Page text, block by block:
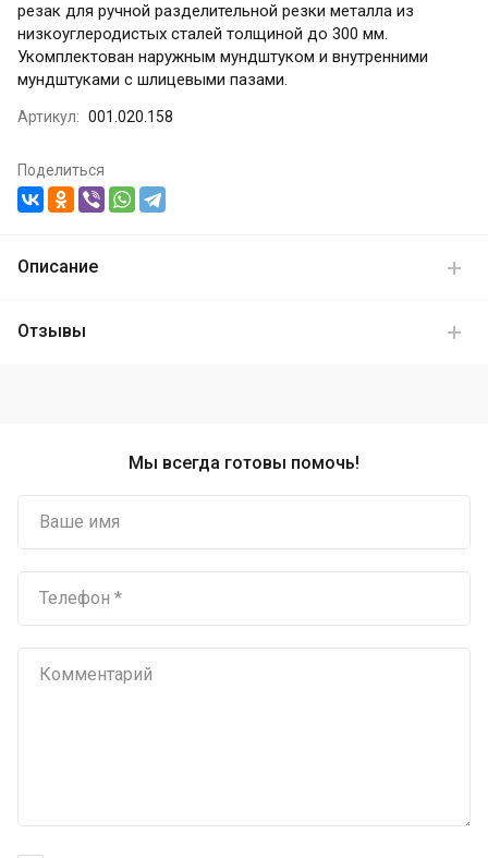
резак для ручной разделительной резки металла из
низкоуглеродистых сталей толщиной до 300 мм.
Укомплектован наружным мундштуком и внутренними
мундштуками с шлицевыми пазами.
Артикул: 001.020.158
Поделиться
Описание
Отзывы
Мы всегда готовы помочь!